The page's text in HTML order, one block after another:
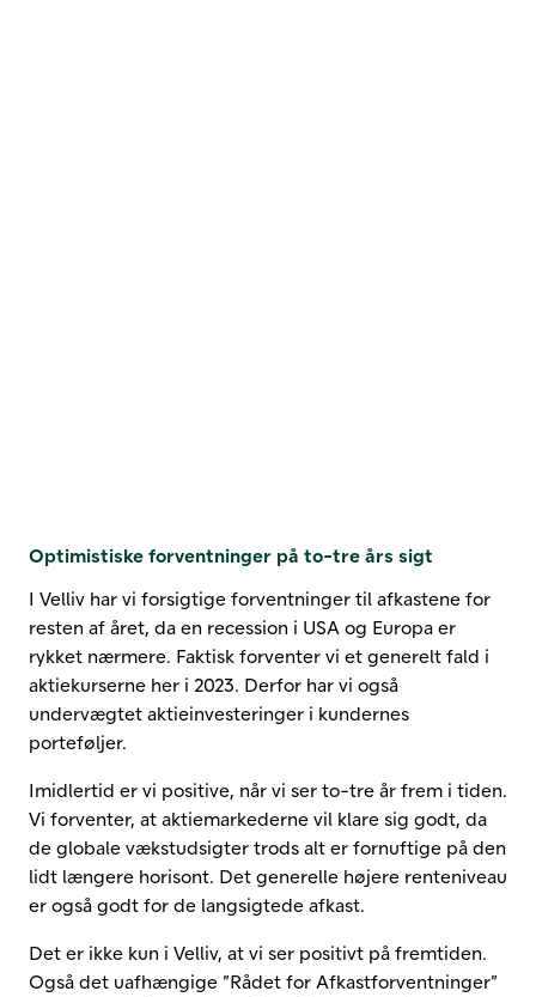
Optimistiske forventninger på to-tre års sigt
I Velliv har vi forsigtige forventninger til afkastene for
resten af året, da en recession i USA og Europa er
rykket nærmere. Faktisk forventer vi et generelt fald i
aktiekurserne her i 2023. Derfor har vi også
undervægtet aktieinvesteringer i kundernes
porteføljer.
Imidlertid er vi positive, når vi ser to-tre år frem i tiden.
Vi forventer, at aktiemarkederne vil klare sig godt, da
de globale vækstudsigter trods alt er fornuftige på den
lidt længere horisont. Det generelle højere renteniveau
er også godt for de langsigtede afkast.
Det er ikke kun i Velliv, at vi ser positivt på fremtiden.
Også det uafhængige ”Rådet for Afkastforventninger”